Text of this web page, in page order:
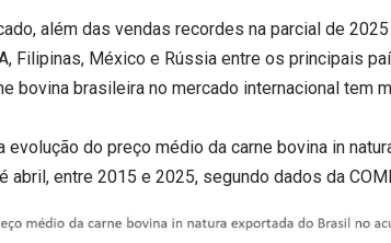
além das vendas recordes na parcial de
Filipinas, México e Rússia entre os principais
bovina brasileira no mercado internacional tem
evolução do preço médio da carne bovina in
abril, entre 2015 e 2025, segundo dados da